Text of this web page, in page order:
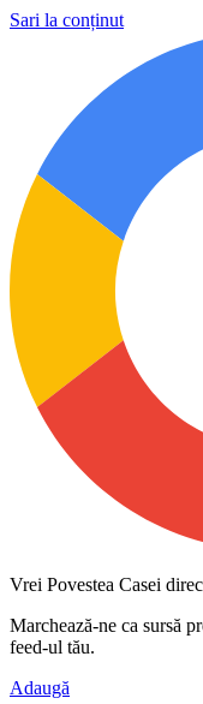
Sari la conținut
Vrei Povestea Casei
Marchează-ne ca sursă
feed-ul tău.
Adaugă